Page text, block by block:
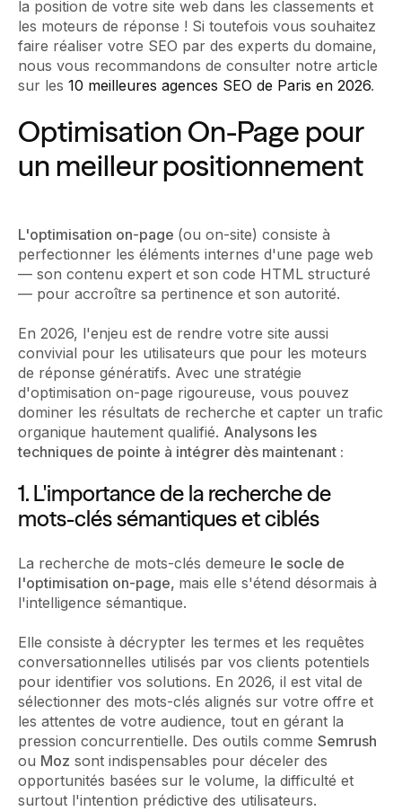
la position de votre site web dans les classements et
les moteurs de réponse ! Si toutefois vous souhaitez
faire réaliser votre SEO par des experts du domaine,
nous vous recommandons de consulter notre article
sur les 10 meilleures agences SEO de Paris en 2026.
Optimisation On-Page pour
un meilleur positionnement
L'optimisation on-page (ou on-site) consiste à
perfectionner les éléments internes d'une page web
— son contenu expert et son code HTML structuré
— pour accroître sa pertinence et son autorité.
En 2026, l'enjeu est de rendre votre site aussi
convivial pour les utilisateurs que pour les moteurs
de réponse génératifs. Avec une stratégie
d'optimisation on-page rigoureuse, vous pouvez
dominer les résultats de recherche et capter un trafic
organique hautement qualifié. Analysons les
techniques de pointe à intégrer dès maintenant :
1. L'importance de la recherche de
mots-clés sémantiques et ciblés
La recherche de mots-clés demeure le socle de
l'optimisation on-page, mais elle s'étend désormais à
l'intelligence sémantique.
Elle consiste à décrypter les termes et les requêtes
conversationnelles utilisés par vos clients potentiels
pour identifier vos solutions. En 2026, il est vital de
sélectionner des mots-clés alignés sur votre offre et
les attentes de votre audience, tout en gérant la
pression concurrentielle. Des outils comme Semrush
ou Moz sont indispensables pour déceler des
opportunités basées sur le volume, la difficulté et
surtout l'intention prédictive des utilisateurs.